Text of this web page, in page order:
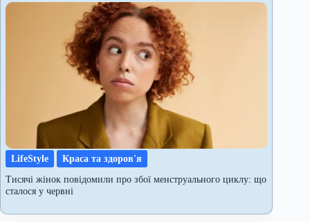
LifeStyle
Краса та здоров'я
Тисячі жінок повідомили про збої менструального циклу: що
сталося у червні